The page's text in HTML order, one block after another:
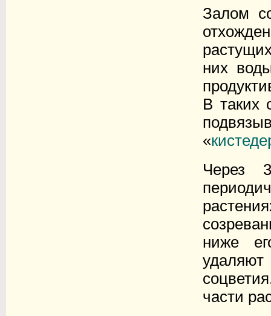
Залом
них
В таких
«
Через
ниже
части